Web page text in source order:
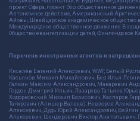
проект Сфера, проект Эхо, общественное
Автономное действие, Американский
Айовы, Швейцарское академическое общество
Международное общественное движение В
Общество евангелизации детей, Финляндское
Перечень иностранных агентов и
Киселёв Евгений Алекссевич, WWF, Белый
Касьянов Михаил Михайлович, Бер Илья
Галкин Максим Александрович, Макаревич
Гордон Дмитрий Ильич, Лазарева Татьяна
Ходорковский Михаил Борисович, Каспаров
Тагирович (Алишер Валеев), Невзоров
Алексеевич, Дудь Юрий Александрович,
Алексеевич, Шендерович Виктор Анатольевич,